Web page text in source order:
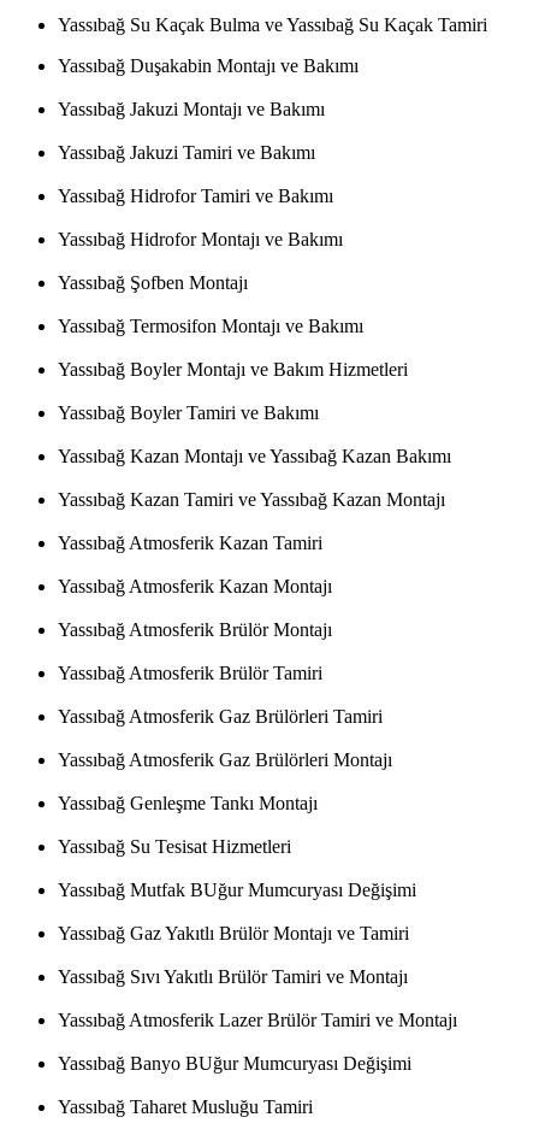
Yassıbağ Su Kaçak Bulma ve Yassıbağ Su Kaçak Tamiri
Yassıbağ Duşakabin Montajı ve Bakımı
Yassıbağ Jakuzi Montajı ve Bakımı
Yassıbağ Jakuzi Tamiri ve Bakımı
Yassıbağ Hidrofor Tamiri ve Bakımı
Yassıbağ Hidrofor Montajı ve Bakımı
Yassıbağ Şofben Montajı
Yassıbağ Termosifon Montajı ve Bakımı
Yassıbağ Boyler Montajı ve Bakım Hizmetleri
Yassıbağ Boyler Tamiri ve Bakımı
Yassıbağ Kazan Montajı ve Yassıbağ Kazan Bakımı
Yassıbağ Kazan Tamiri ve Yassıbağ Kazan Montajı
Yassıbağ Atmosferik Kazan Tamiri
Yassıbağ Atmosferik Kazan Montajı
Yassıbağ Atmosferik Brülör Montajı
Yassıbağ Atmosferik Brülör Tamiri
Yassıbağ Atmosferik Gaz Brülörleri Tamiri
Yassıbağ Atmosferik Gaz Brülörleri Montajı
Yassıbağ Genleşme Tankı Montajı
Yassıbağ Su Tesisat Hizmetleri
Yassıbağ Mutfak BUğur Mumcuryası Değişimi
Yassıbağ Gaz Yakıtlı Brülör Montajı ve Tamiri
Yassıbağ Sıvı Yakıtlı Brülör Tamiri ve Montajı
Yassıbağ Atmosferik Lazer Brülör Tamiri ve Montajı
Yassıbağ Banyo BUğur Mumcuryası Değişimi
Yassıbağ Taharet Musluğu Tamiri